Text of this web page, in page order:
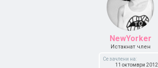
NewYorker
Истакнат член
Се зачлени на:
11 октомври 2012